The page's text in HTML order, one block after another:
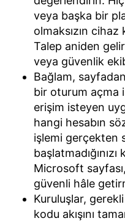
veya başka bir
olmaksızın
Talep aniden
veya güvenlik
Bağlam,
bir oturum açma
erişim isteyen
hangi hesabın
işlemi gerçekten
Microsoft
güvenli hâle
Kuruluşlar,
kodu akışını